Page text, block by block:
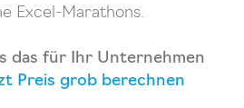
Excel-Marathons.
das für Ihr Unternehmen
Preis grob berechnen